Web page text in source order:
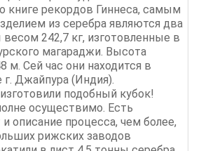
книге рекордов Гиннеса, самым
из серебра являются два
242,7 кг, изготовленные в
магараджи. Высота
м. Сей час они находится в
Джайпура (Индия).
подобный кубок!
осуществимо. Есть
описание процесса, чем более,
рижских заводов